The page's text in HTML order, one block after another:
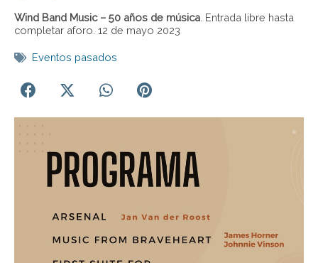
Wind Band Music – 50 años de música . Entrada libre hasta
completar aforo. 12 de mayo 2023
Eventos pasados